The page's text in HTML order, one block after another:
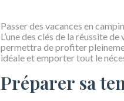
Passer des vacances en
L’une des clés de la réussite
permettra de profiter
idéale et emporter tout le
Préparer sa